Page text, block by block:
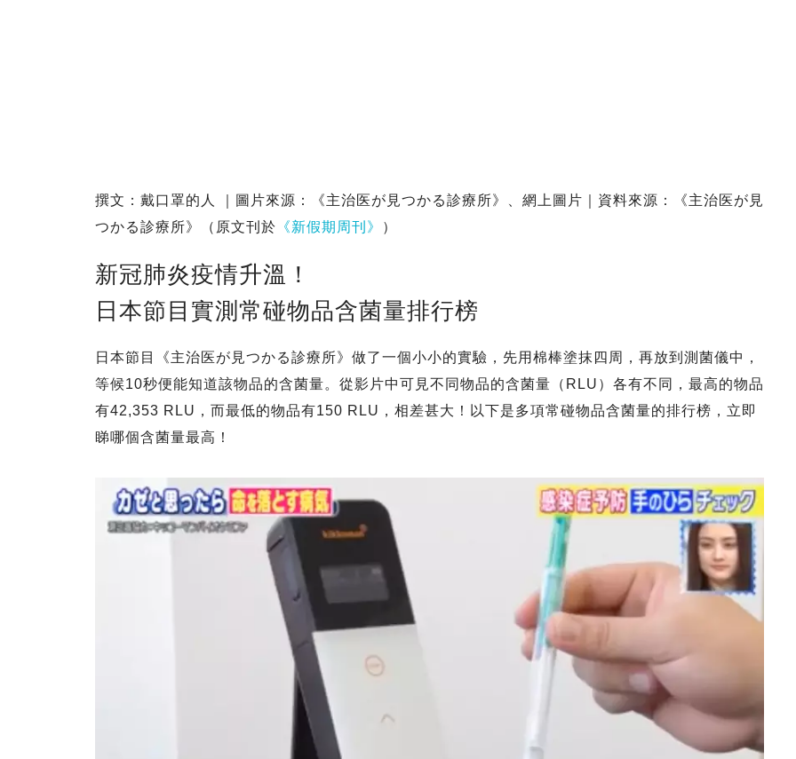
撰文：戴口罩的人 ｜圖片來源：《主治医が見つかる診療所》、網上圖片｜資料來源：《主治医が見
つかる診療所》（原文刊於 《新假期周刊》 ）
新冠肺炎疫情升溫！
日本節目實測常碰物品含菌量排行榜
日本節目《主治医が見つかる診療所》做了一個小小的實驗，先用棉棒塗抹四周，再放到測菌儀中，
等候10秒便能知道該物品的含菌量。從影片中可見不同物品的含菌量（RLU）各有不同，最高的物品
有42,353 RLU，而最低的物品有150 RLU，相差甚大！以下是多項常碰物品含菌量的排行榜，立即
睇哪個含菌量最高！